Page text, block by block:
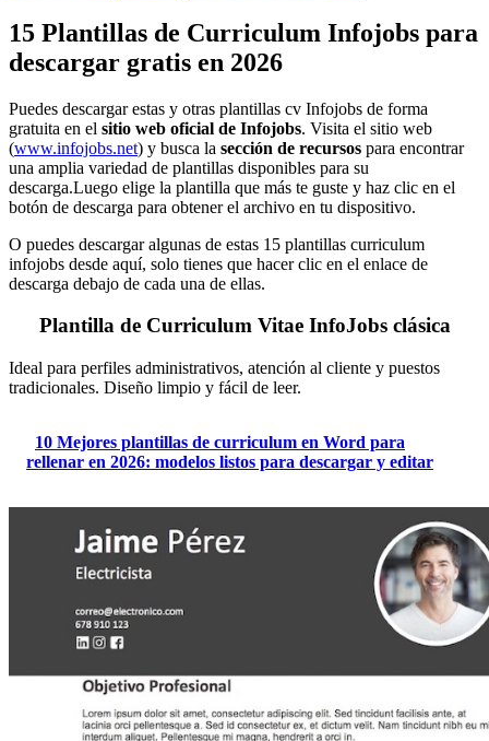
15 Plantillas de Curriculum Infojobs para
descargar gratis en 2026
Puedes descargar estas y otras plantillas cv Infojobs de forma
gratuita en el sitio web oficial de Infojobs. Visita el sitio web
(www.infojobs.net) y busca la sección de recursos para encontrar
una amplia variedad de plantillas disponibles para su
descarga.Luego elige la plantilla que más te guste y haz clic en el
botón de descarga para obtener el archivo en tu dispositivo.
O puedes descargar algunas de estas 15 plantillas curriculum
infojobs desde aquí, solo tienes que hacer clic en el enlace de
descarga debajo de cada una de ellas.
Plantilla de Curriculum Vitae InfoJobs clásica
Ideal para perfiles administrativos, atención al cliente y puestos
tradicionales. Diseño limpio y fácil de leer.
10 Mejores plantillas de curriculum en Word para
rellenar en 2026: modelos listos para descargar y editar